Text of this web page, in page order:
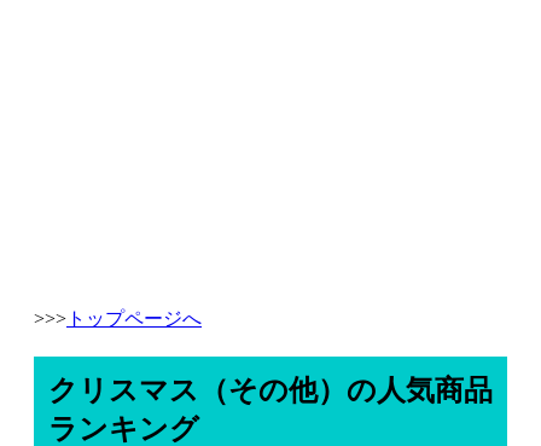
>>> トップページへ
クリスマス（その他）の人気商品
ランキング